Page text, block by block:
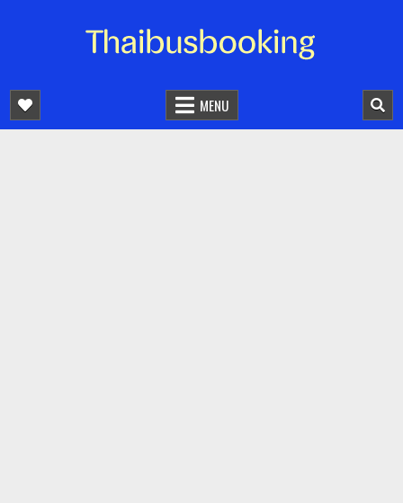
จองตั๋วรถออนไลน์ 24 ชั่วโมง
MENU